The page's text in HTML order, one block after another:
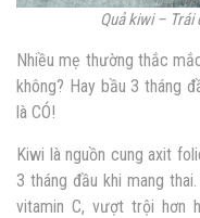
Quả kiwi – Trái
Nhiều mẹ thường thắc
không? Hay bầu 3 tháng
là CÓ!
Kiwi là nguồn cung axit
3 tháng đầu khi mang
vitamin C, vượt trội hơn